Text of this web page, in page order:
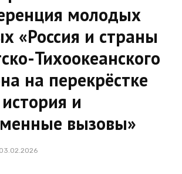
молодых
«Россия и страны
Тихоокеанского
на перекрёстке
и
вызовы»
03.02.2026